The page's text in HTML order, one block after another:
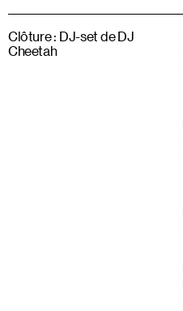
Clôture : DJ-set de DJ
Cheetah